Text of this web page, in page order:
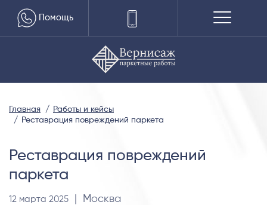
Помощь
Главная
Работы и кейсы
Реставрация повреждений паркета
Реставрация повреждений
паркета
12 марта 2025 | Москва